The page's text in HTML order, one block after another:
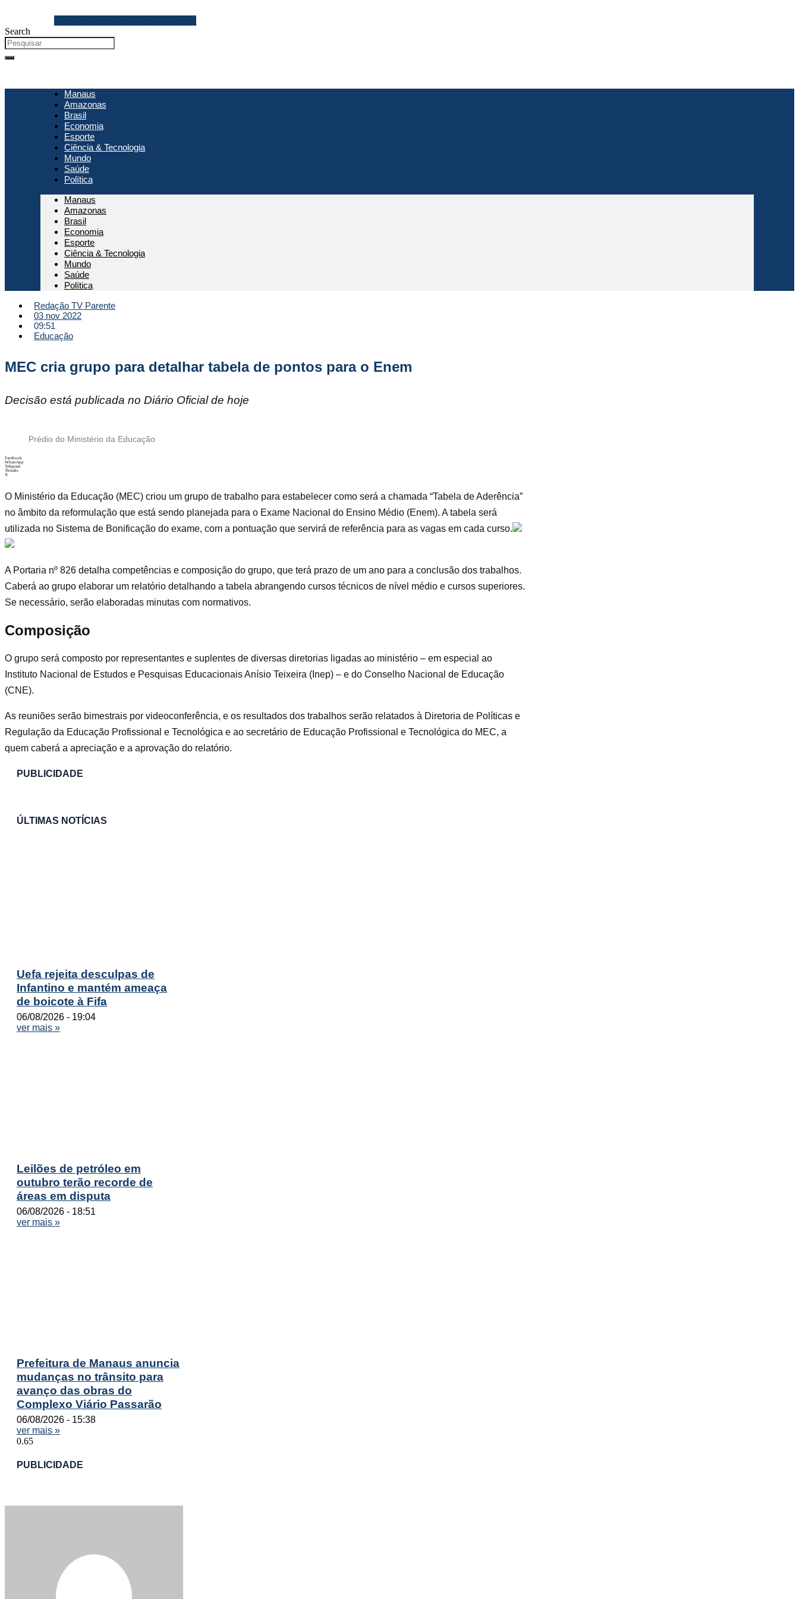
o
conteúdo
Search
Manaus
Amazonas
Brasil
Economia
Esporte
Ciência & Tecnologia
Mundo
Saúde
Política
Manaus
Amazonas
Brasil
Economia
Esporte
Ciência & Tecnologia
Mundo
Saúde
Política
Redação TV Parente
03 nov 2022
09:51
Educação
MEC cria grupo para detalhar tabela de pontos para o Enem
Decisão está publicada no Diário Oficial de hoje
Prédio do Ministério da Educação
Facebook
WhatsApp
Telegram
Threads
X
O Ministério da Educação (MEC) criou um grupo de trabalho para estabelecer como será a chamada “Tabela de Aderência”
no âmbito da reformulação que está sendo planejada para o Exame Nacional do Ensino Médio (Enem). A tabela será
utilizada no Sistema de Bonificação do exame, com a pontuação que servirá de referência para as vagas em cada curso.
A Portaria nº 826 detalha competências e composição do grupo, que terá prazo de um ano para a conclusão dos trabalhos.
Caberá ao grupo elaborar um relatório detalhando a tabela abrangendo cursos técnicos de nível médio e cursos superiores.
Se necessário, serão elaboradas minutas com normativos.
Composição
O grupo será composto por representantes e suplentes de diversas diretorias ligadas ao ministério – em especial ao
Instituto Nacional de Estudos e Pesquisas Educacionais Anísio Teixeira (Inep) – e do Conselho Nacional de Educação
(CNE).
As reuniões serão bimestrais por videoconferência, e os resultados dos trabalhos serão relatados à Diretoria de Políticas e
Regulação da Educação Profissional e Tecnológica e ao secretário de Educação Profissional e Tecnológica do MEC, a
quem caberá a apreciação e a aprovação do relatório.
PUBLICIDADE
ÚLTIMAS NOTÍCIAS
Uefa rejeita desculpas de
Infantino e mantém ameaça
de boicote à Fifa
06/08/2026
19:04
ver mais »
Leilões de petróleo em
outubro terão recorde de
áreas em disputa
06/08/2026
18:51
ver mais »
Prefeitura de Manaus anuncia
mudanças no trânsito para
avanço das obras do
Complexo Viário Passarão
06/08/2026
15:38
ver mais »
PUBLICIDADE